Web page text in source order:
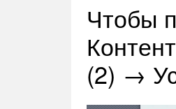
Чтобы
(2) →